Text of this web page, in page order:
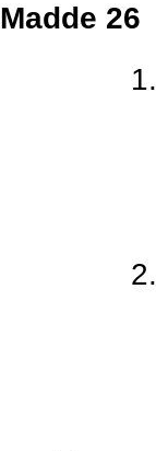
Madde 26
1.
2.